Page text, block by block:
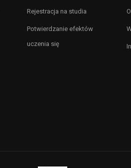
Rejestracja na studia
Potwierdzanie efektów
uczenia się